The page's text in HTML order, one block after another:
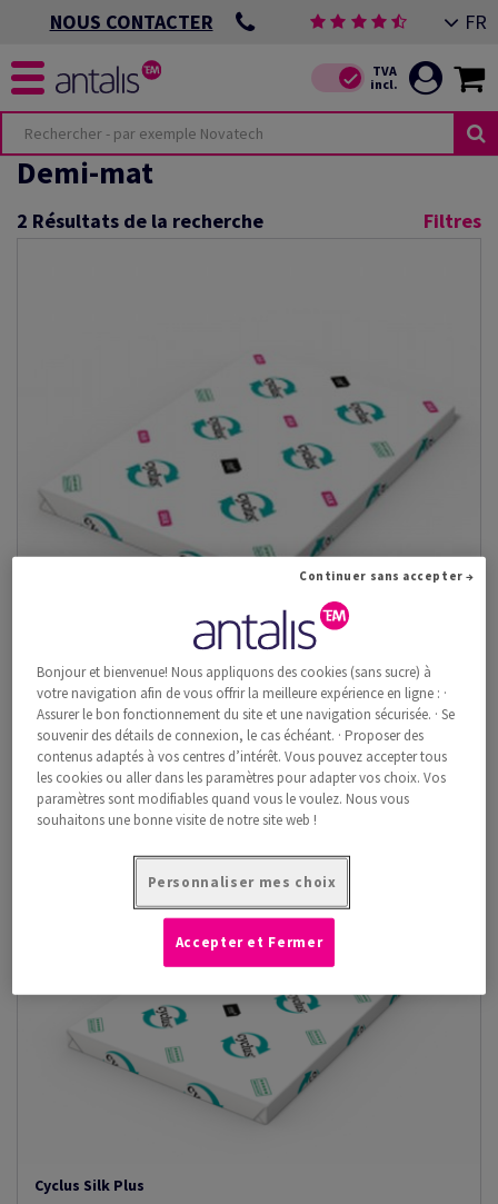
NOUS CONTACTER FR
Demi-mat
2 Résultats de la recherche Filtres
Cyclus Silk
Pour toutes vos applications, des plus prestigieuses aux plus
courantes, le papier couc...
Voir les produits(50)
Cyclus Silk Plus
Bonjour et bienvenue! Nous appliquons des cookies (sans sucre) à
votre navigation afin de vous offrir la meilleure expérience en ligne : ·
Assurer le bon fonctionnement du site et une navigation sécurisée. · Se
souvenir des détails de connexion, le cas échéant. · Proposer des
contenus adaptés à vos centres d’intérêt. Vous pouvez accepter tous
les cookies ou aller dans les paramètres pour adapter vos choix. Vos
paramètres sont modifiables quand vous le voulez. Nous vous
souhaitons une bonne visite de notre site web !
Personnaliser mes choix
Continuer sans accepter →
Accepter et Fermer